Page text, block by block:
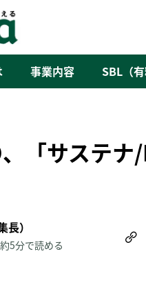
事業内容 SBL（
「サステナ
）
約5分で読める